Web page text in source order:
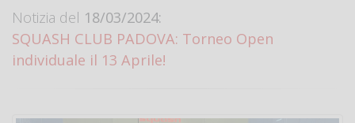
Notizia del 18/03/2024:
SQUASH CLUB PADOVA: Torneo Open
individuale il 13 Aprile!